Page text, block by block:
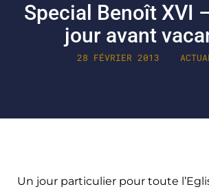
Special Benoît XVI
jour avant
28 FÉVRIER 2013
Un jour particulier pour toute